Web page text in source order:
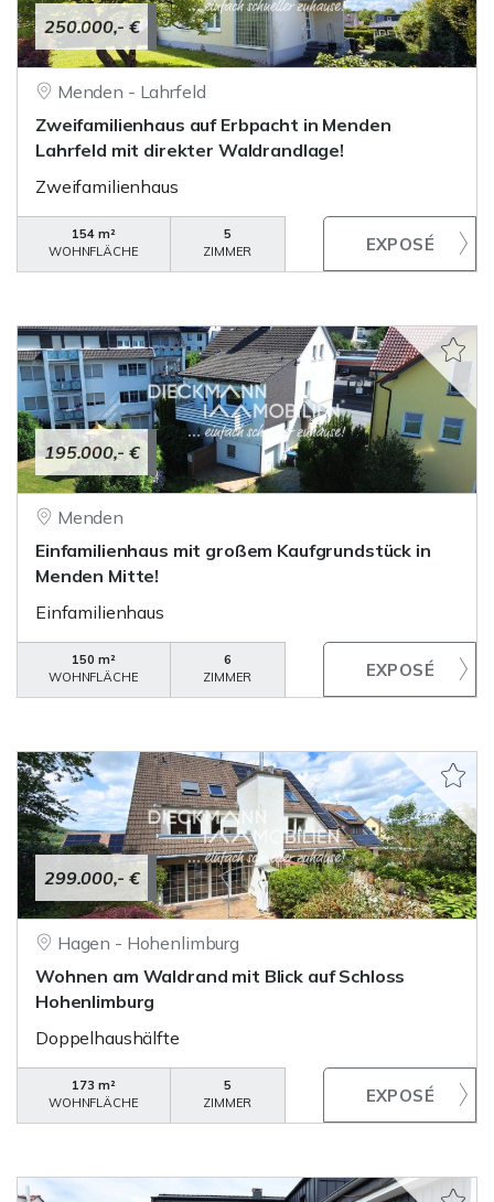
250.000,- €
Menden - Lahrfeld
Zweifamilienhaus auf Erbpacht in Menden
Lahrfeld mit direkter Waldrandlage!
Zweifamilienhaus
154 m²
WOHNFLÄCHE
5
ZIMMER
195.000,- €
Menden
Einfamilienhaus mit großem Kaufgrundstück in
Menden Mitte!
Einfamilienhaus
150 m²
WOHNFLÄCHE
6
ZIMMER
299.000,- €
Hagen - Hohenlimburg
Wohnen am Waldrand mit Blick auf Schloss
Hohenlimburg
Doppelhaushälfte
173 m²
WOHNFLÄCHE
5
ZIMMER